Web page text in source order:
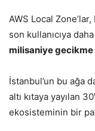
AWS Local
son kullanıcıya
milisaniye gecikme
İstanbul’un bu ağa
altı kıtaya yayılan
ekosisteminin bir